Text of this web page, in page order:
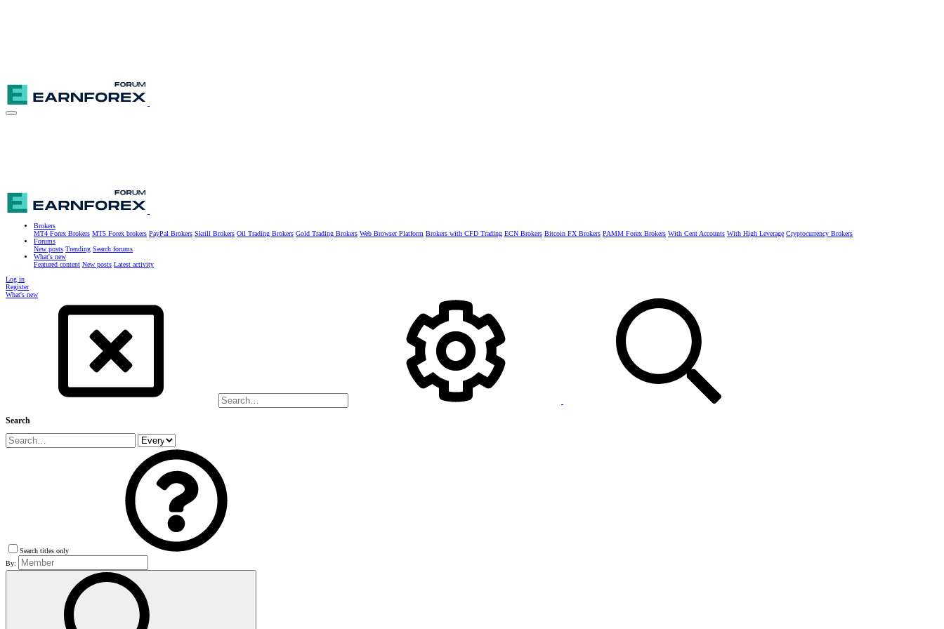
Brokers
MT4 Forex Brokers MT5 Forex brokers PayPal Brokers Skrill Brokers Oil Trading Brokers Gold Trading Brokers Web Browser Platform Brokers with CFD Trading ECN Brokers Bitcoin FX Brokers PAMM Forex Brokers With Cent Accounts With High Leverage Cryptocurrency Brokers
Forums
New posts Trending Search forums
What's new
Featured content New posts Latest activity
Log in
Register
What's new
Search
Search titles only
By: